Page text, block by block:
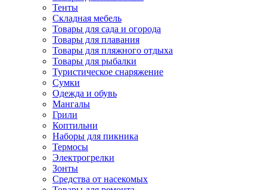
Тенты
Складная мебель
Товары для сада и огорода
Товары для плавания
Товары для пляжного отдыха
Товары для рыбалки
Туристическое снаряжение
Сумки
Одежда и обувь
Мангалы
Грили
Коптильни
Наборы для пикника
Термосы
Электрогрелки
Зонты
Средства от насекомых